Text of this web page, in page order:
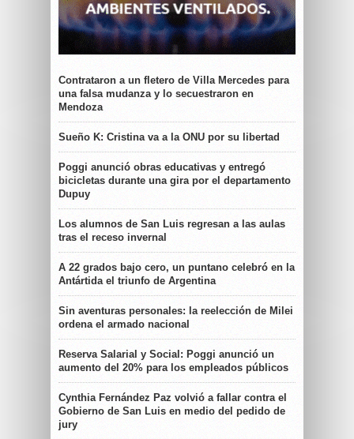
Contrataron a un fletero de Villa Mercedes para
una falsa mudanza y lo secuestraron en
Mendoza
Sueño K: Cristina va a la ONU por su libertad
Poggi anunció obras educativas y entregó
bicicletas durante una gira por el departamento
Dupuy
Los alumnos de San Luis regresan a las aulas
tras el receso invernal
A 22 grados bajo cero, un puntano celebró en la
Antártida el triunfo de Argentina
Sin aventuras personales: la reelección de Milei
ordena el armado nacional
Reserva Salarial y Social: Poggi anunció un
aumento del 20% para los empleados públicos
Cynthia Fernández Paz volvió a fallar contra el
Gobierno de San Luis en medio del pedido de
jury